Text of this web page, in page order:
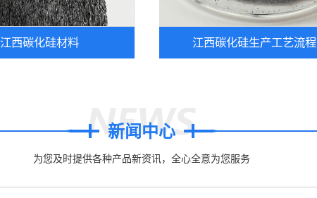
江西碳化硅材料 江西碳化硅生产工艺流程
新闻中心
为您及时提供各种产品新资讯，全心全意为您服务